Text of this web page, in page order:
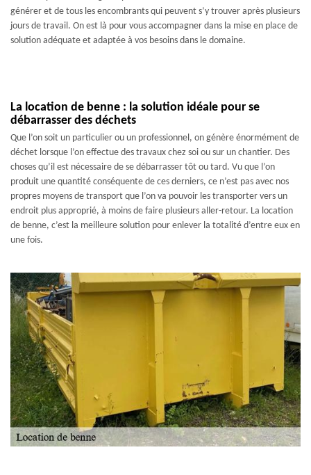
générer et de tous les encombrants qui peuvent s’y trouver après plusieurs
jours de travail. On est là pour vous accompagner dans la mise en place de
solution adéquate et adaptée à vos besoins dans le domaine.
La location de benne : la solution idéale pour se
débarrasser des déchets
Que l’on soit un particulier ou un professionnel, on génère énormément de
déchet lorsque l’on effectue des travaux chez soi ou sur un chantier. Des
choses qu’il est nécessaire de se débarrasser tôt ou tard. Vu que l’on
produit une quantité conséquente de ces derniers, ce n’est pas avec nos
propres moyens de transport que l’on va pouvoir les transporter vers un
endroit plus approprié, à moins de faire plusieurs aller-retour. La location
de benne, c’est la meilleure solution pour enlever la totalité d’entre eux en
une fois.